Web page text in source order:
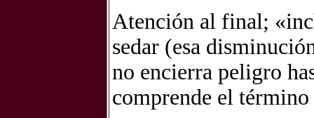
Atención al final;
sedar (esa
no encierra peligro
comprende el término